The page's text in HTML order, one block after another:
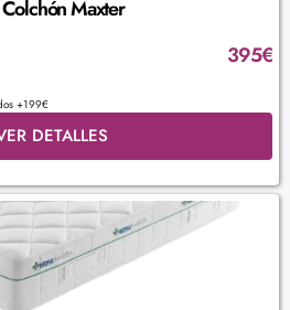
Maxter
395€
+199€
DETALLES